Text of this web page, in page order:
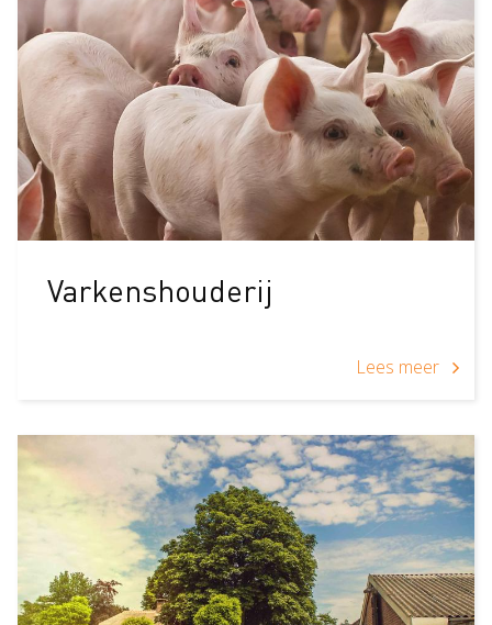
Varkenshouderij
Lees meer